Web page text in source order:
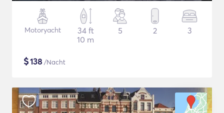
Motoryacht
34 ft
10 m
5 2 3
$138 /Nacht